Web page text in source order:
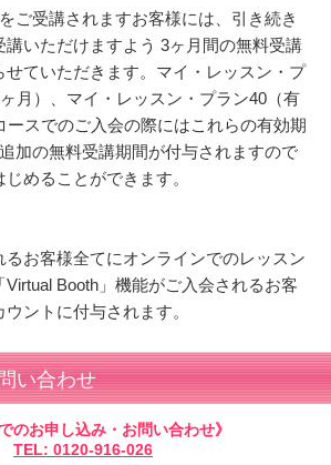
ご受講されますお客様には、引き続き
講いただけますよう 3ヶ月間の無料受講
せていただきます。マイ・レッスン・プ
月）、マイ・レッスン・プラン40（有
ースでのご入会の際にはこれらの有効期
加の無料受講期間が付与されますので
めることができます。
るお客様全てにオンラインでのレッスン
Booth」機能がご入会されるお客
ントに付与されます。
い合わせ
のお申し込み・お問い合わせ》
TEL: 0120-916-026